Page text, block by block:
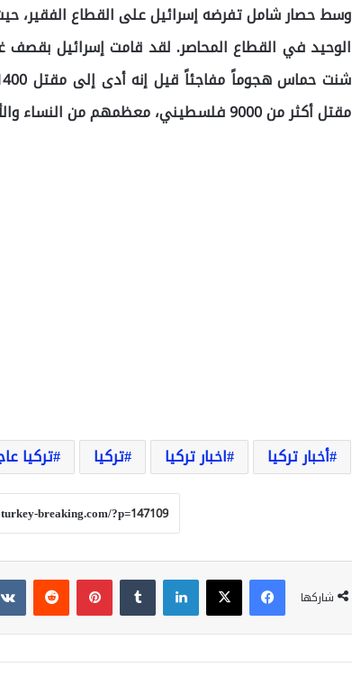
وسط حصار شامل تفرضه إسرائيل على القطاع الفقير،
مقتل أكثر من 9000 فلسطيني، معظمهم من النساء والأطفال.
أخبار تركيا اخبار تركيا تركيا تركيا
شاركها
فيسبوك‫X لينكدإن بينتيريست